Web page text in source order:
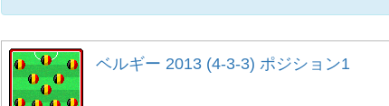
ベルギー 2013 (4-3-3) ポジション1